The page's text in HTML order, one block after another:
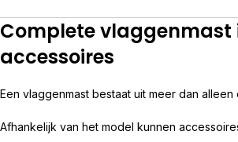
Complete vlaggenmast
accessoires
Een vlaggenmast bestaat uit meer dan alleen
Afhankelijk van het model kunnen